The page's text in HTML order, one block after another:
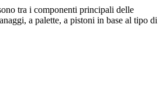
tra i componenti principali delle
a palette, a pistoni in base al tipo di